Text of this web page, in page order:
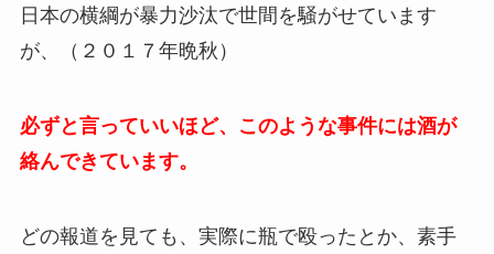
日本の横綱が暴力沙汰で世間を騒がせています
が、（２０１７年晩秋）
必ずと言っていいほど、このような事件には酒が
絡んできています。
どの報道を見ても、実際に瓶で殴ったとか、素手